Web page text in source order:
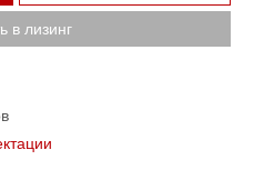
в лизинг